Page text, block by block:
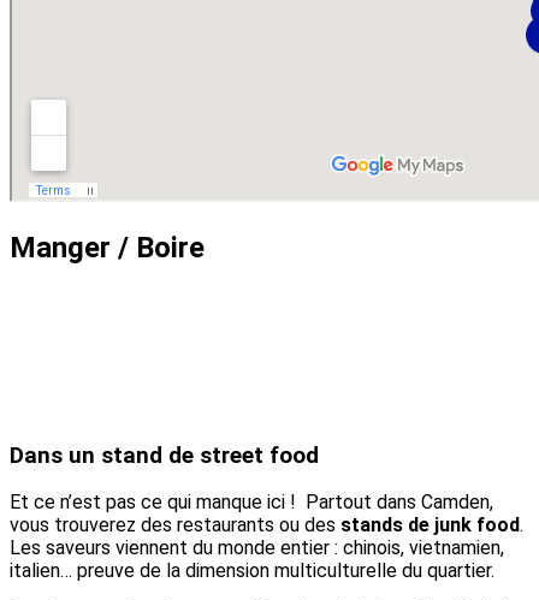
Manger / Boire
Dans un stand de street food
Et ce n’est pas ce qui manque ici ! Partout dans Camden,
vous trouverez des restaurants ou des stands de junk food.
Les saveurs viennent du monde entier : chinois, vietnamien,
italien… preuve de la dimension multiculturelle du quartier.